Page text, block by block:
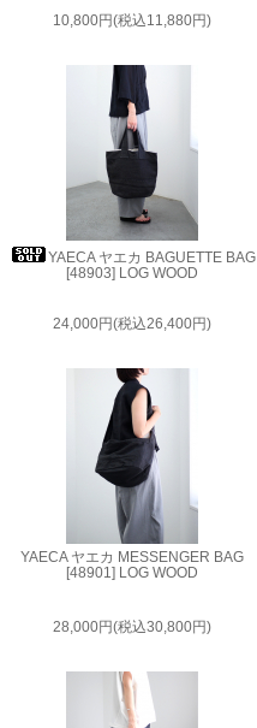
10,800円(税込11,880円)
YAECA ヤエカ BAGUETTE BAG
[48903] LOG WOOD
24,000円(税込26,400円)
YAECA ヤエカ MESSENGER BAG
[48901] LOG WOOD
28,000円(税込30,800円)